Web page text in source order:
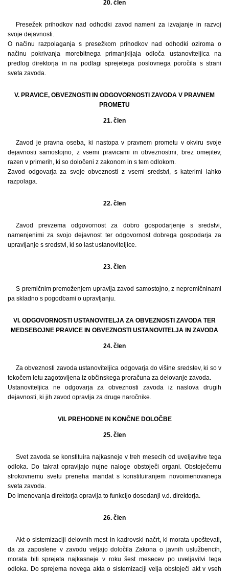
20. člen
Presežek prihodkov nad odhodki zavod nameni za izvajanje in razvoj
svoje dejavnosti.
O načinu razpolaganja s presežkom prihodkov nad odhodki oziroma o
načinu pokrivanja morebitnega primanjkljaja odloča ustanoviteljica na
predlog direktorja in na podlagi sprejetega poslovnega poročila s strani
sveta zavoda.
V. PRAVICE, OBVEZNOSTI IN ODGOVORNOSTI ZAVODA V PRAVNEM
PROMETU
21. člen
Zavod je pravna oseba, ki nastopa v pravnem prometu v okviru svoje
dejavnosti samostojno, z vsemi pravicami in obveznostmi, brez omejitev,
razen v primerih, ki so določeni z zakonom in s tem odlokom.
Zavod odgovarja za svoje obveznosti z vsemi sredstvi, s katerimi lahko
razpolaga.
22. člen
Zavod prevzema odgovornost za dobro gospodarjenje s sredstvi,
namenjenimi za svojo dejavnost ter odgovornost dobrega gospodarja za
upravljanje s sredstvi, ki so last ustanoviteljice.
23. člen
S premičnim premoženjem upravlja zavod samostojno, z nepremičninami
pa skladno s pogodbami o upravljanju.
VI. ODGOVORNOSTI USTANOVITELJA ZA OBVEZNOSTI ZAVODA TER
MEDSEBOJNE PRAVICE IN OBVEZNOSTI USTANOVITELJA IN ZAVODA
24. člen
Za obveznosti zavoda ustanoviteljica odgovarja do višine sredstev, ki so v
tekočem letu zagotovljena iz občinskega proračuna za delovanje zavoda.
Ustanoviteljica ne odgovarja za obveznosti zavoda iz naslova drugih
dejavnosti, ki jih zavod opravlja za druge naročnike.
VII. PREHODNE IN KONČNE DOLOČBE
25. člen
Svet zavoda se konstituira najkasneje v treh mesecih od uveljavitve tega
odloka. Do takrat opravljajo nujne naloge obstoječi organi. Obstoječemu
strokovnemu svetu preneha mandat s konstituiranjem novoimenovanega
sveta zavoda.
Do imenovanja direktorja opravlja to funkcijo dosedanji v.d. direktorja.
26. člen
Akt o sistemizaciji delovnih mest in kadrovski načrt, ki morata upoštevati,
da za zaposlene v zavodu veljajo določila Zakona o javnih uslužbencih,
morata biti sprejeta najkasneje v roku šest mesecev po uveljavitvi tega
odloka. Do sprejema novega akta o sistemizaciji velja obstoječi akt v vseh